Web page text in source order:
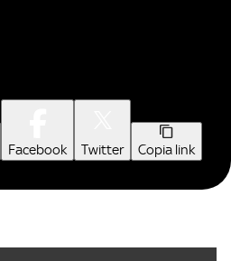
Facebook Twitter Copia link